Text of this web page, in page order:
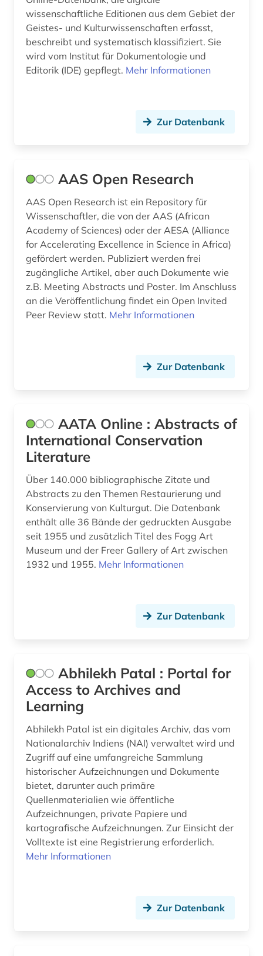
brief (3)
briefe (1)
briefsammlung (3)
buchwissenschaft (1)
charité - universitätsmedizin (1)
charles (1809-1882) (1)
chemie (2)
coworking (1)
côte divoire (1)
biologe; geologe (1)
datenbank (1)
deutsche forschungsgemeinschaft (2)
deutschland (7)
digital database (1)
digital object identifier (1)
digitale edition (2)
digitalisat (1)
diplomarbeit (3)
dissertation (1)
doi (1)
dokument (1)
dokumentenserver (3)
dreißigjähriger krieg (1)
e-learning (2)
edition (1)
elsass (1)
Portugal (1)
Rheinland-Pfalz (1)
Roemisches Reich (1)
Russland, Sowjetunion (1)
Schweden (3)
Schweiz (4)
Suedamerika (1)
Suedasien (1)
Thueringen (1)
Tschechische Republik (1)
Tuerkei (1)
wissenschaftliche Editionen aus dem Gebiet der
Geistes- und Kulturwissenschaften erfasst,
beschreibt und systematisch klassifiziert. Sie
wird vom Institut für Dokumentologie und
Editorik (IDE) gepflegt. Mehr Informationen
Zur Datenbank
AAS Open Research
AAS Open Research ist ein Repository für
Wissenschaftler, die von der AAS (African
Academy of Sciences) oder der AESA (Alliance
for Accelerating Excellence in Science in Africa)
gefördert werden. Publiziert werden frei
zugängliche Artikel, aber auch Dokumente wie
z.B. Meeting Abstracts und Poster. Im Anschluss
an die Veröffentlichung findet ein Open Invited
Peer Review statt. Mehr Informationen
Zur Datenbank
AATA Online : Abstracts of
International Conservation
Literature
Über 140.000 bibliographische Zitate und
Abstracts zu den Themen Restaurierung und
Konservierung von Kulturgut. Die Datenbank
enthält alle 36 Bände der gedruckten Ausgabe
seit 1955 und zusätzlich Titel des Fogg Art
Museum und der Freer Gallery of Art zwischen
1932 und 1955. Mehr Informationen
Zur Datenbank
Abhilekh Patal : Portal for
Access to Archives and
Learning
Abhilekh Patal ist ein digitales Archiv, das vom
Nationalarchiv Indiens (NAI) verwaltet wird und
Zugriff auf eine umfangreiche Sammlung
historischer Aufzeichnungen und Dokumente
bietet, darunter auch primäre
Quellenmaterialien wie öffentliche
Aufzeichnungen, private Papiere und
kartografische Aufzeichnungen. Zur Einsicht der
Volltexte ist eine Registrierung erforderlich.
Mehr Informationen
Zur Datenbank